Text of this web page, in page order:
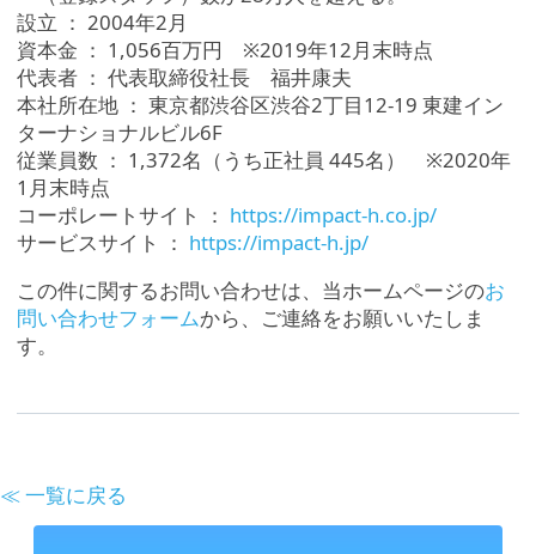
設立 ： 2004年2月
資本金 ： 1,056百万円 ※2019年12月末時点
代表者 ： 代表取締役社長 福井康夫
本社所在地 ： 東京都渋谷区渋谷2丁目12-19 東建イン
ターナショナルビル6F
従業員数 ： 1,372名（うち正社員 445名） ※2020年
1月末時点
コーポレートサイト ： https://impact-h.co.jp/
サービスサイト ： https://impact-h.jp/
この件に関するお問い合わせは、当ホームページのお
問い合わせフォームから、ご連絡をお願いいたしま
す。
≪ 一覧に戻る